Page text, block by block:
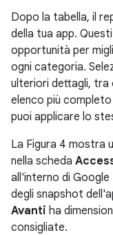
Dopo la tabella, il
della tua app.
opportunità per
ogni categoria.
ulteriori dettagli, tra
elenco più completo
puoi applicare lo
La Figura 4 mostra
nella scheda
all'interno di Google
degli snapshot
Avanti ha
consigliate.